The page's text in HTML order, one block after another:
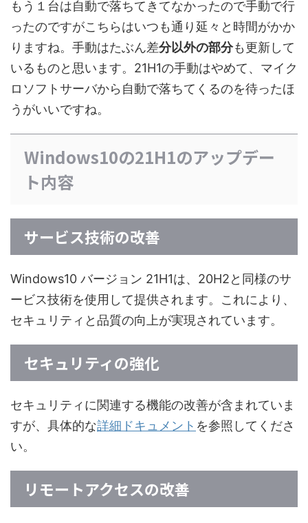
もう１台は自動で落ちてきてなかったので手動で行
ったのですがこちらはいつも通り延々と時間がかか
りますね。手動はたぶん差分以外の部分も更新して
いるものと思います。21H1の手動はやめて、マイク
ロソフトサーバから自動で落ちてくるのを待ったほ
うがいいですね。
Windows10の21H1のアップデー
ト内容
サービス技術の改善
Windows10 バージョン 21H1は、20H2と同様のサ
ービス技術を使用して提供されます。これにより、
セキュリティと品質の向上が実現されています。
セキュリティの強化
セキュリティに関連する機能の改善が含まれていま
すが、具体的な詳細ドキュメント を参照してくださ
い。
リモートアクセスの改善